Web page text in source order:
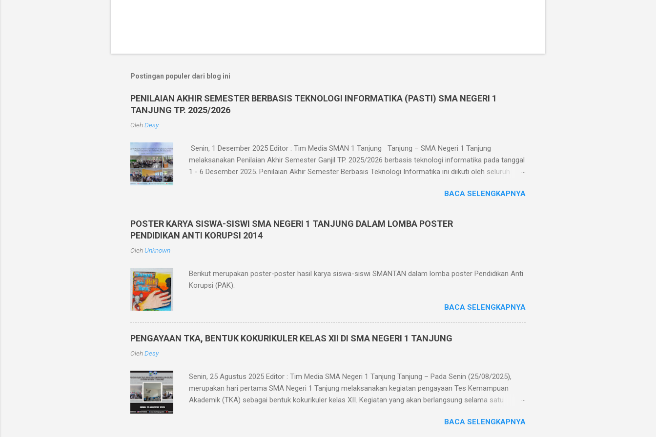
Postingan populer dari blog ini
PENILAIAN AKHIR SEMESTER BERBASIS TEKNOLOGI INFORMATIKA (PASTI) SMA NEGERI 1
TANJUNG TP. 2025/2026
OlehDesy
Senin, 1 Desember 2025 Editor : Tim Media SMAN 1 Tanjung Tanjung – SMA Negeri 1 Tanjung
melaksanakan Penilaian Akhir Semester Ganjil TP. 2025/2026 berbasis teknologi informatika pada tanggal
1 - 6 Desember 2025. Penilaian Akhir Semester Berbasis Teknologi Informatika ini diikuti oleh seluruh
Akhir Semester Berbasis Teknologi Informatika ini dilaksanakan dalam jaringan intranet yang diakses oleh
seluruh peserta ujian menggunakan HP. Dan bagi siswa yang tidak memiliki HP sekolah memfasilitasi
dengan menggunakan komputer di ruang komputer SMA Negeri 1 Tanjung. Pelaksanaan Penilaian Akhir
Semester berbasis teknologi informatika memiliki beberapa keunggulan diantaranya efisiensi biaya
BACA SELENGKAPNYA
POSTER KARYA SISWA-SISWI SMA NEGERI 1 TANJUNG DALAM LOMBA POSTER
PENDIDIKAN ANTI KORUPSI 2014
OlehUnknown
Berikut merupakan poster-poster hasil karya siswa-siswi SMANTAN dalam lomba poster Pendidikan Anti
Korupsi (PAK).
BACA SELENGKAPNYA
PENGAYAAN TKA, BENTUK KOKURIKULER KELAS XII DI SMA NEGERI 1 TANJUNG
OlehDesy
Senin, 25 Agustus 2025 Editor : Tim Media SMA Negeri 1 Tanjung Tanjung – Pada Senin (25/08/2025),
merupakan hari pertama SMA Negeri 1 Tanjung melaksanakan kegiatan pengayaan Tes Kemampuan
Akademik (TKA) sebagai bentuk kokurikuler kelas XII. Kegiatan yang akan berlangsung selama satu
SNBT untuk murid kelas XII. TKA adalah asesmen standar nasional yang dirancang untuk mengukur
BACA SELENGKAPNYA